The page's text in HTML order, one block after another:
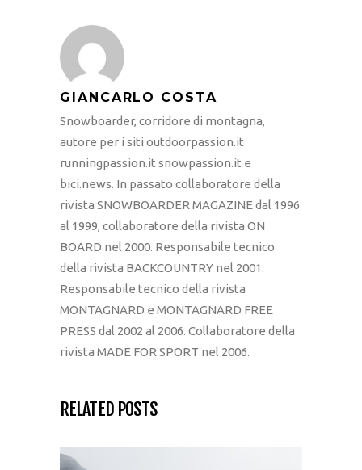
GIANCARLO COSTA
Snowboarder, corridore di montagna,
autore per i siti outdoorpassion.it
runningpassion.it snowpassion.it e
bici.news. In passato collaboratore della
rivista SNOWBOARDER MAGAZINE dal 1996
al 1999, collaboratore della rivista ON
BOARD nel 2000. Responsabile tecnico
della rivista BACKCOUNTRY nel 2001.
Responsabile tecnico della rivista
MONTAGNARD e MONTAGNARD FREE
PRESS dal 2002 al 2006. Collaboratore della
rivista MADE FOR SPORT nel 2006.
RELATED POSTS